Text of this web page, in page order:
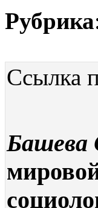
Рубрика
Ссылка
Башева